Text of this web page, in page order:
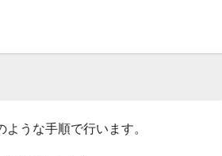
うな手順で行います。